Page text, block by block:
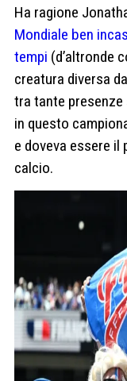
Ha ragione
Mondiale ben
tempi (d’altronde
creatura diversa
tra tante presenze
in questo
e doveva essere il
calcio.